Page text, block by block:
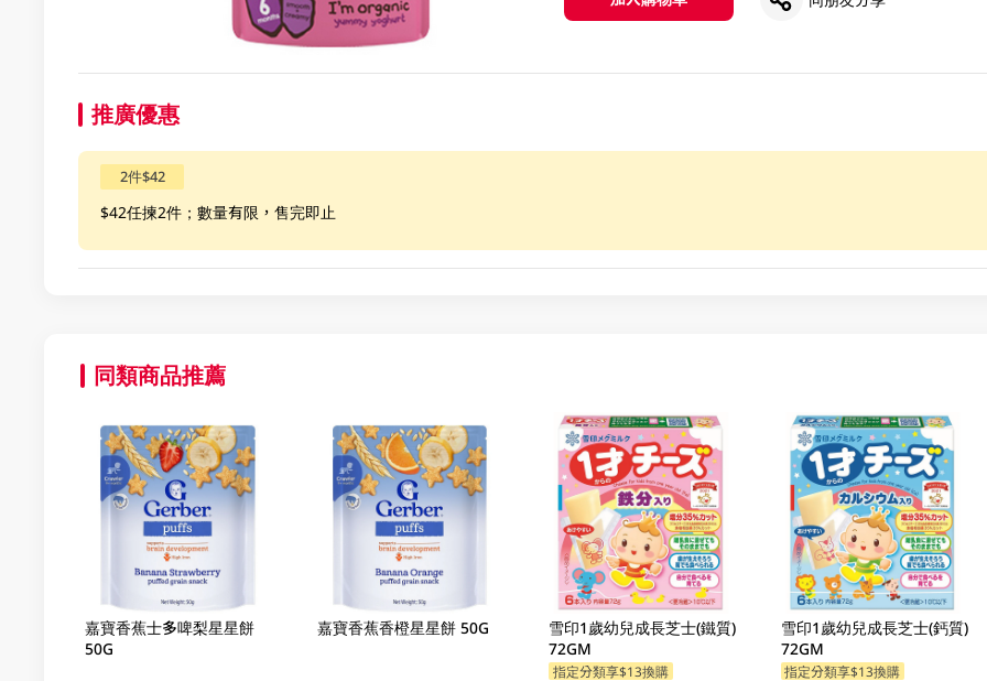
推廣優惠
2件$42
$42任揀2件；數量有限，售完即止
同類商品推薦
嘉寶香蕉士多啤梨星星餅
50G
嘉寶香蕉香橙星星餅 50G
雪印1歲幼兒成長芝士(鐵質)
72GM
指定分類享$13換購
雪印1歲幼兒成長芝士(鈣質)
72GM
指定分類享$13換購